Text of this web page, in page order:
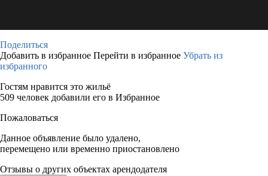
Поделиться
Добавить в избранное Перейти в избранное Убрать из
избранного
Гостям нравится это жильё
509 человек добавили его в Избранное
Пожаловаться
Данное объявление было удалено,
перемещено или временно приостановлено
Отзывы о других объектах арендодателя